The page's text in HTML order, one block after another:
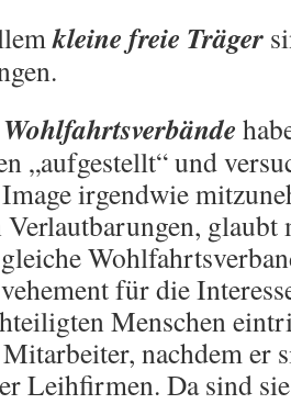
kleine freie Träger
„aufgestellt“ und
irgendwie
glaubt
für die
Menschen
nachdem er
Leihfirmen. Da sind